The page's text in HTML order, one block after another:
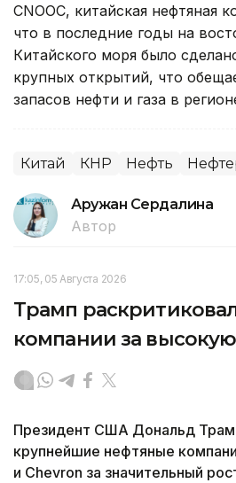
CNOOC, китайская нефтяная
что в последние годы на
Китайского моря было
крупных открытий, что
запасов нефти и газа в
Китай КНР Нефть
Аружан Сердалина
Автор
17:05, 05 Августа 2026
Трамп
компании за
Президент США Дональд
крупнейшие нефтяные
и Chevron за значительный